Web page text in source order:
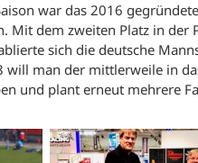
war das 2016
Mit dem zweiten Platz in
sich die deutsche
will man der mittlerweile in
und plant erneut mehrere